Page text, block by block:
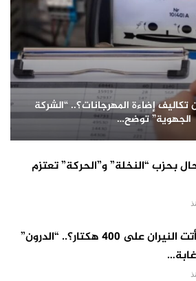
إضاءة المهرجانات؟.. “الشركة
الجهوية” توضح…
بحزب “النخلة” و”الحركة” تعتزم
بعد أن أتت النيران على 400 هكتار؟.. “الدرون”